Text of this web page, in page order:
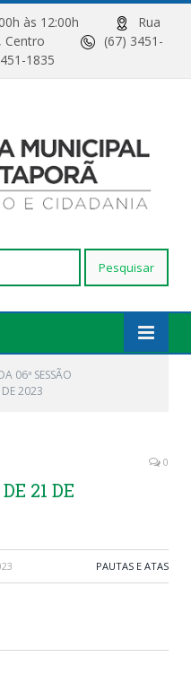
às 12:00h
Rua
, Centro
(67) 3451-
1835
06ª SESSÃO
2023
21 DE
0
PAUTAS E ATAS